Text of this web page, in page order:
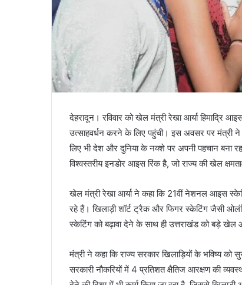
देहरादून। रविवार को खेल मंत्री रेखा आर्या
उत्साहवर्धन करने के लिए पहुंची। इस अवसर पर मंत्री
लिए भी देश और दुनिया के नक्शे पर अपनी पहचान बना
विश्वस्तरीय इनडोर आइस रिंक है, जो राज्य की खेल
खेल मंत्री रेखा आर्या ने कहा कि 21वीं नेशनल आइस
रहे हैं। खिलाड़ी शॉर्ट ट्रैक और फिगर स्केटिंग जैसी
स्केटिंग को बढ़ावा देने के साथ ही उत्तराखंड को बड़े खेल
मंत्री ने कहा कि राज्य सरकार खिलाड़ियों के भविष्य को
सरकारी नौकरियों में 4 प्रतिशत क्षैतिज आरक्षण की